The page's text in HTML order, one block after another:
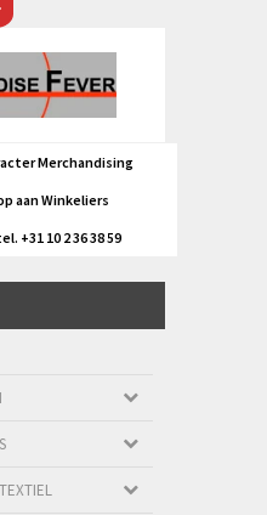
Merchandising
aan Winkeliers
+31 10 2 36 38 59